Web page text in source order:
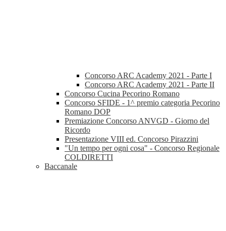
Concorso ARC Academy 2021 - Parte I
Concorso ARC Academy 2021 - Parte II
Concorso Cucina Pecorino Romano
Concorso SFIDE - 1^ premio categoria Pecorino
Romano DOP
Premiazione Concorso ANVGD - Giorno del
Ricordo
Presentazione VIII ed. Concorso Pirazzini
"Un tempo per ogni cosa" - Concorso Regionale
COLDIRETTI
Baccanale